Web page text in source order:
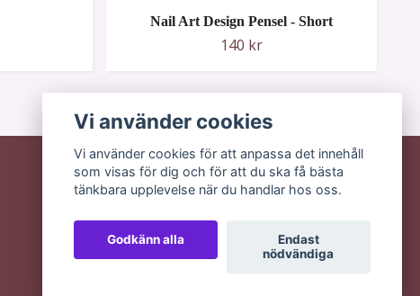
Nail Art Design Pensel - Short
140 kr
Vi använder cookies
Vi använder cookies för att anpassa det innehåll
som visas för dig och för att du ska få bästa
tänkbara upplevelse när du handlar hos oss.
Godkänn alla
Endast
nödvändiga